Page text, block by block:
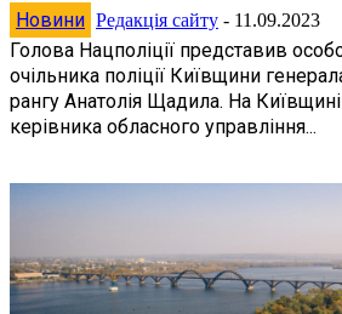
Новини Редакція сайту - 11.09.2023
Голова Нацполіції представив
очільника поліції Київщини
рангу Анатолія Щадила. На Київщині призначили нового
керівника обласного управління...